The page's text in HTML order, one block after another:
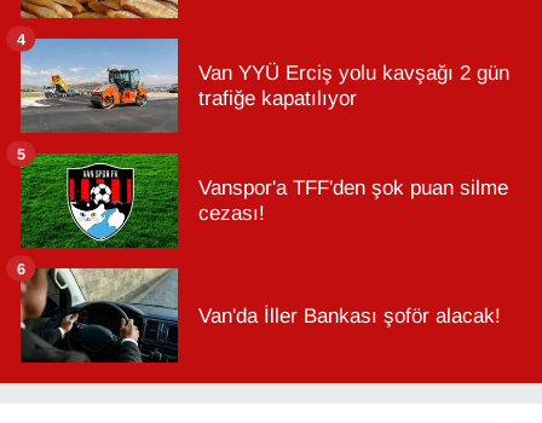
Van YYÜ Erciş yolu kavşağı 2 gün
trafiğe kapatılıyor
4
Vanspor'a TFF'den şok puan silme
cezası!
5
Van'da İller Bankası şoför alacak!
6